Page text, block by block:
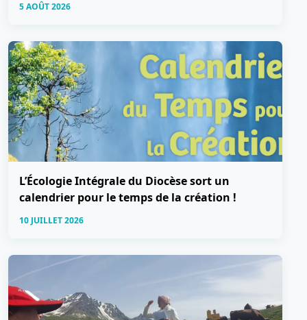
5 AOÛT 2026
L’Écologie Intégrale du Diocèse sort un
calendrier pour le temps de la création !
10 JUILLET 2026